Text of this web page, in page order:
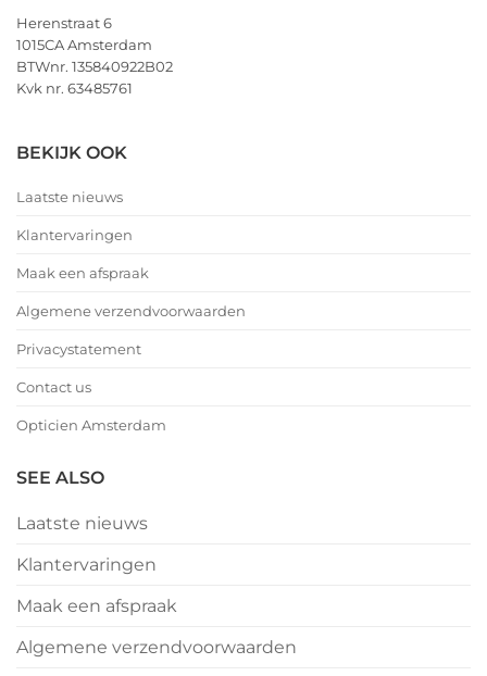
Herenstraat 6
1015CA Amsterdam
BTWnr. 135840922B02
Kvk nr. 63485761
BEKIJK OOK
Laatste nieuws
Klantervaringen
Maak een afspraak
Algemene verzendvoorwaarden
Privacystatement
Contact us
Opticien Amsterdam
SEE ALSO
Laatste nieuws
Klantervaringen
Maak een afspraak
Algemene verzendvoorwaarden